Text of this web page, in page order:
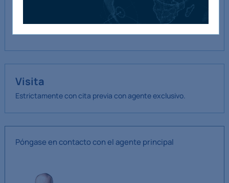
Superficie interior bruta aprox. 221 m2 / 2.381 pies
Visita
Estrictamente con cita previa con agente exclusivo.
Póngase en contacto con el agente principal